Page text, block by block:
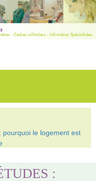
pourquoi le logement est
: